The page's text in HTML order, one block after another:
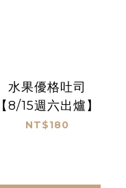
水果優格吐司
【8/15週六出爐】
NT$180